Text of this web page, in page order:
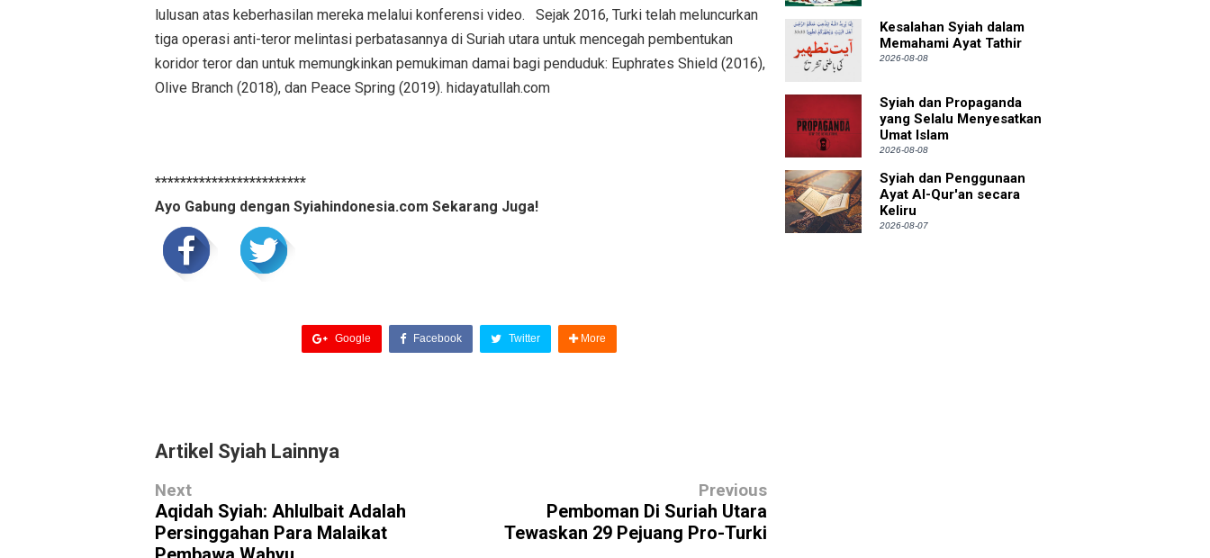
lulusan atas keberhasilan mereka melalui konferensi video. Sejak 2016, Turki telah meluncurkan
tiga operasi anti-teror melintasi perbatasannya di Suriah utara untuk mencegah pembentukan
koridor teror dan untuk memungkinkan pemukiman damai bagi penduduk: Euphrates Shield (2016),
Olive Branch (2018), dan Peace Spring (2019). hidayatullah.com
************************
Ayo Gabung dengan Syiahindonesia.com Sekarang Juga!
Google Facebook Twitter More
Artikel Syiah Lainnya
Next
Aqidah Syiah: Ahlulbait Adalah
Persinggahan Para Malaikat
Previous
Pemboman Di Suriah Utara
Tewaskan 29 Pejuang Pro-Turki
Kesalahan Syiah dalam
Memahami Ayat Tathir
2026-08-08
Syiah dan Propaganda
yang Selalu Menyesatkan
Umat Islam
2026-08-08
Syiah dan Penggunaan
Ayat Al-Qur'an secara
Keliru
2026-08-07